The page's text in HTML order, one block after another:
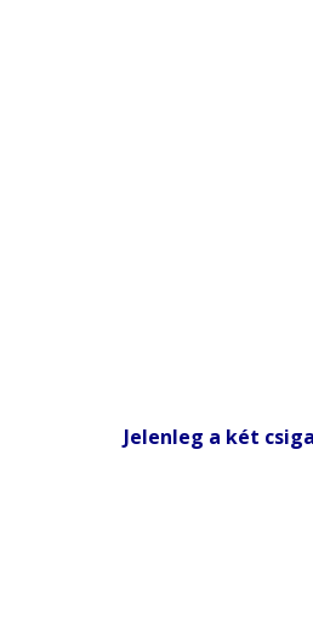
Jelenleg a két